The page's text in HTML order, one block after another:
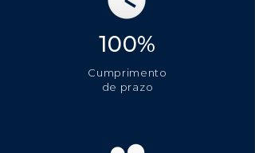
100%
Cumprimento
de prazo